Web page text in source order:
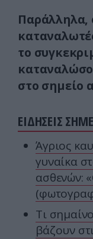
Παράλληλα,
το
στο σημείο
ΕΙΔΗΣΕΙΣ
Άγριος
γυναίκα
ασθενών:
Τι
βάζουν